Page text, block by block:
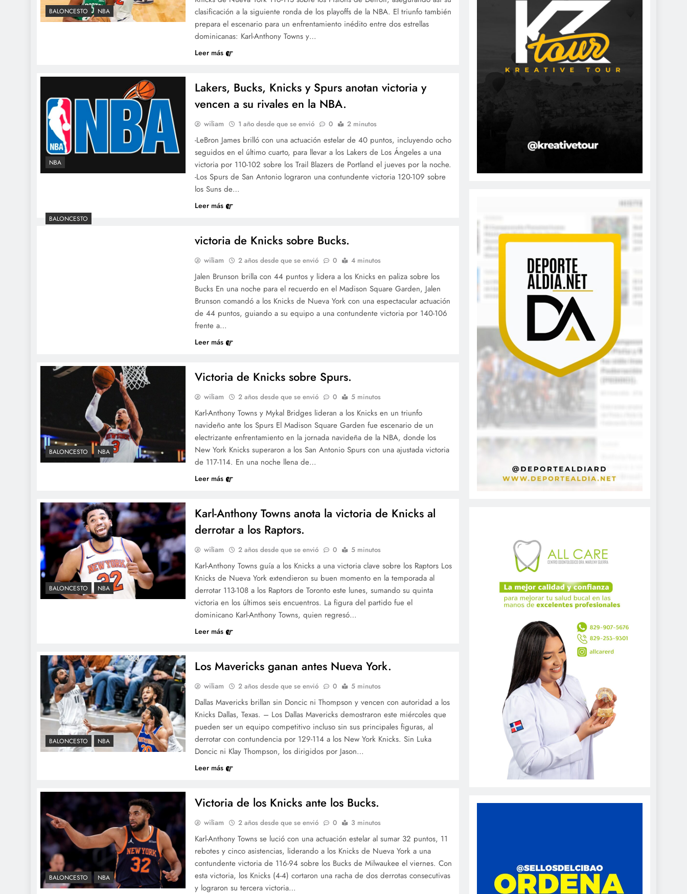
BALONCESTO NBA
clasificación a la siguiente ronda de los playoffs de la NBA. El triunfo también
prepara el escenario para un enfrentamiento inédito entre dos estrellas
dominicanas: Karl-Anthony Towns y…
Leer más
NBA
Lakers, Bucks, Knicks y Spurs anotan victoria y
vencen a su rivales en la NBA.
wiliam 1 año desde que se envió 0 2 minutos
-LeBron James brilló con una actuación estelar de 40 puntos, incluyendo ocho
seguidos en el último cuarto, para llevar a los Lakers de Los Ángeles a una
victoria por 110-102 sobre los Trail Blazers de Portland el jueves por la noche.
-Los Spurs de San Antonio lograron una contundente victoria 120-109 sobre
los Suns de…
Leer más
BALONCESTO
victoria de Knicks sobre Bucks.
wiliam 2 años desde que se envió 0 4 minutos
Jalen Brunson brilla con 44 puntos y lidera a los Knicks en paliza sobre los
Bucks En una noche para el recuerdo en el Madison Square Garden, Jalen
Brunson comandó a los Knicks de Nueva York con una espectacular actuación
de 44 puntos, guiando a su equipo a una contundente victoria por 140-106
frente a…
Leer más
BALONCESTO NBA
Victoria de Knicks sobre Spurs.
wiliam 2 años desde que se envió 0 5 minutos
Karl-Anthony Towns y Mykal Bridges lideran a los Knicks en un triunfo
navideño ante los Spurs El Madison Square Garden fue escenario de un
electrizante enfrentamiento en la jornada navideña de la NBA, donde los
New York Knicks superaron a los San Antonio Spurs con una ajustada victoria
de 117-114. En una noche llena de…
Leer más
BALONCESTO NBA
Karl-Anthony Towns anota la victoria de Knicks al
derrotar a los Raptors.
wiliam 2 años desde que se envió 0 5 minutos
Karl-Anthony Towns guía a los Knicks a una victoria clave sobre los Raptors Los
Knicks de Nueva York extendieron su buen momento en la temporada al
derrotar 113-108 a los Raptors de Toronto este lunes, sumando su quinta
victoria en los últimos seis encuentros. La figura del partido fue el
dominicano Karl-Anthony Towns, quien regresó…
Leer más
BALONCESTO NBA
Los Mavericks ganan antes Nueva York.
wiliam 2 años desde que se envió 0 5 minutos
Dallas Mavericks brillan sin Doncic ni Thompson y vencen con autoridad a los
Knicks Dallas, Texas. – Los Dallas Mavericks demostraron este miércoles que
pueden ser un equipo competitivo incluso sin sus principales figuras, al
derrotar con contundencia por 129-114 a los New York Knicks. Sin Luka
Doncic ni Klay Thompson, los dirigidos por Jason…
Leer más
BALONCESTO NBA
Victoria de los Knicks ante los Bucks.
wiliam 2 años desde que se envió 0 3 minutos
Karl-Anthony Towns se lució con una actuación estelar al sumar 32 puntos, 11
rebotes y cinco asistencias, liderando a los Knicks de Nueva York a una
contundente victoria de 116-94 sobre los Bucks de Milwaukee el viernes. Con
esta victoria, los Knicks (4-4) cortaron una racha de dos derrotas consecutivas
y lograron su tercera victoria…